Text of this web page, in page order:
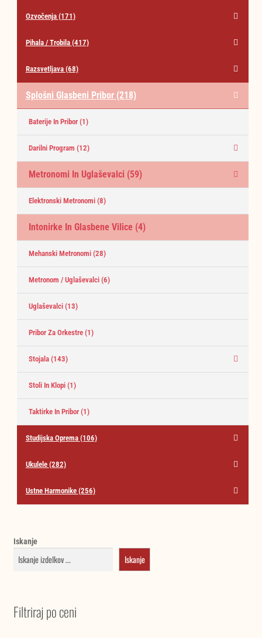
Ozvočenja (171)
Pihala / Trobila (417)
Razsvetljava (68)
Splošni Glasbeni Pribor (218)
Baterije In Pribor (1)
Darilni Program (12)
Metronomi In Uglaševalci (59)
Elektronski Metronomi (8)
Intonirke In Glasbene Vilice (4)
Mehanski Metronomi (28)
Metronom / Uglaševalci (6)
Uglaševalci (13)
Pribor Za Orkestre (1)
Stojala (143)
Stoli In Klopi (1)
Taktirke In Pribor (1)
Studijska Oprema (106)
Ukulele (282)
Ustne Harmonike (256)
Iskanje
Iskanje
Filtriraj po ceni